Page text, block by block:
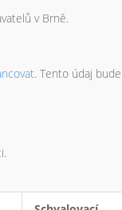
v Brně.
. Tento údaj bude